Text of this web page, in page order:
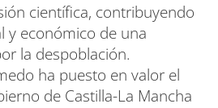
científica, contribuyendo
y económico de una
la despoblación.
ha puesto en valor el
de Castilla-La Mancha